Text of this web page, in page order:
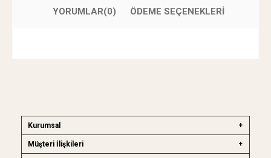
YORUMLAR(0) ÖDEME SEÇENEKLERI
Kurumsal
Müşteri İlişkileri